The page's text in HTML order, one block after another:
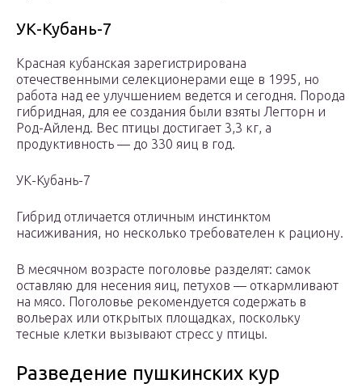
УК-Кубань-7
Красная кубанская зарегистрирована
отечественными селекционерами еще в 1995, но
работа над ее улучшением ведется и сегодня. Порода
гибридная, для ее создания были взяты Легторн и
Род-Айленд. Вес птицы достигает 3,3 кг, а
продуктивность — до 330 яиц в год.
УК-Кубань-7
Гибрид отличается отличным инстинктом
насиживания, но несколько требователен к рациону.
В месячном возрасте поголовье разделят: самок
оставляю для несения яиц, петухов — откармливают
на мясо. Поголовье рекомендуется содержать в
вольерах или открытых площадках, поскольку
тесные клетки вызывают стресс у птицы.
Разведение пушкинских кур